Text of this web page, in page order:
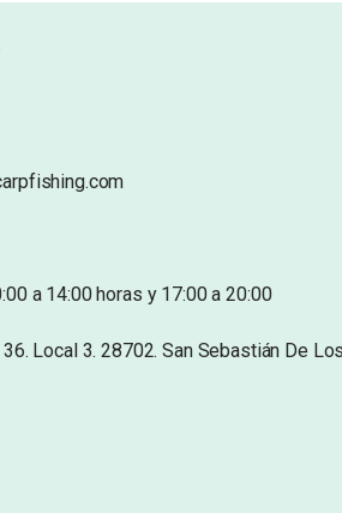
a 14:00 horas y 17:00 a 20:00
36. Local 3. 28702. San Sebastián De